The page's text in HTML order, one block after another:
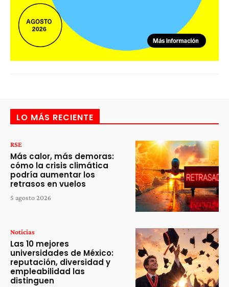
LO MÁS RECIENTE
RSE
Más calor, más demoras:
cómo la crisis climática
podría aumentar los
retrasos en vuelos
5 agosto 2026
Noticias
Las 10 mejores
universidades de México:
reputación, diversidad y
empleabilidad las
distinguen